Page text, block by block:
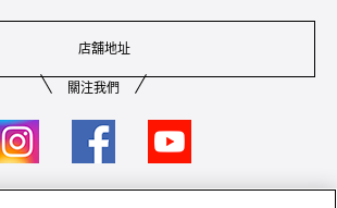
店舖地址
關注我們